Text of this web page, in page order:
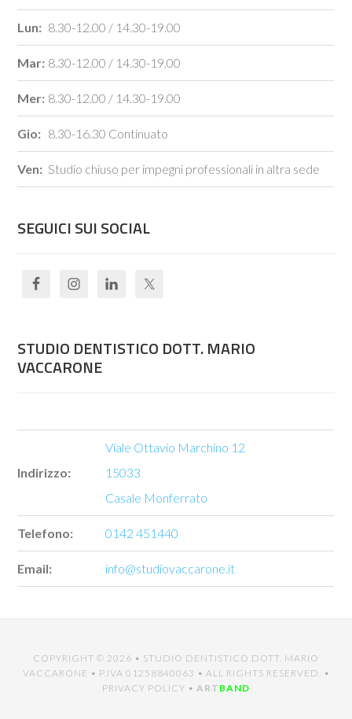
Lun: 8.30-12.00 / 14.30-19.00
Mar: 8.30-12.00 / 14.30-19.00
Mer: 8.30-12.00 / 14.30-19.00
Gio: 8.30-16.30 Continuato
Ven: Studio chiuso per impegni professionali in altra sede
SEGUICI SUI SOCIAL
STUDIO DENTISTICO DOTT. MARIO
VACCARONE
Indirizzo:
Viale Ottavio Marchino 12
15033
Casale Monferrato
Telefono: 0142 451440
Email: info@studiovaccarone.it
COPYRIGHT © 2026 • STUDIO DENTISTICO DOTT. MARIO
VACCARONE • P.IVA 01258840063 • ALL RIGHTS RESERVED. •
PRIVACY POLICY • ART BAND